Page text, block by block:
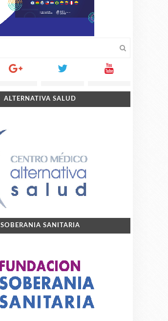
ALTERNATIVA SALUD
SOBERANIA SANITARIA